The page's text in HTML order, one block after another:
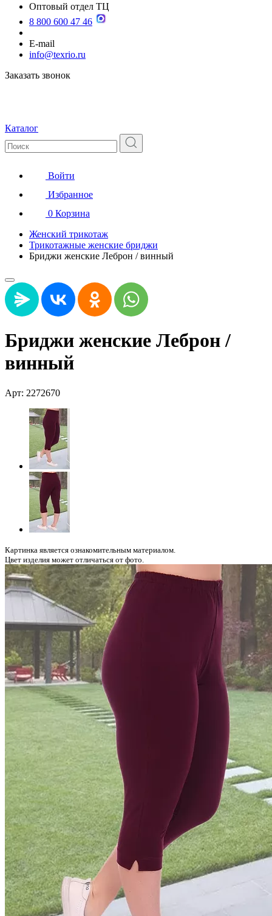
Оптовый отдел ТЦ
8 800 600 47 46
E-mail
info@texrio.ru
Заказать звонок
Каталог
Войти
Избранное
0 Корзина
Женский трикотаж
Трикотажные женские бриджи
Бриджи женские Леброн / винный
Бриджи женские Леброн /
винный
Арт: 2272670
Картинка является ознакомительным материалом.
Цвет изделия может отличаться от фото.